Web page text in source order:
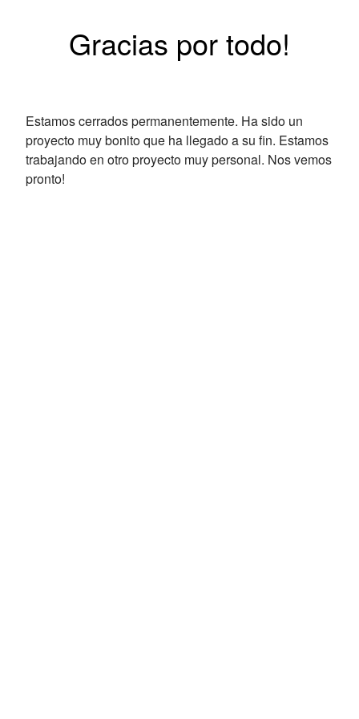
Gracias por todo!
Estamos cerrados permanentemente. Ha sido un
proyecto muy bonito que ha llegado a su fin. Estamos
trabajando en otro proyecto muy personal. Nos vemos
pronto!